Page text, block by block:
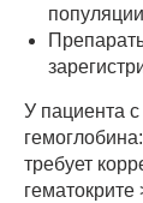
У пациента
требует